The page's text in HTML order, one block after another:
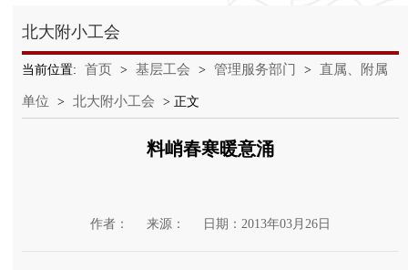
北大附小工会
当前位置: 首页 > 基层工会 > 管理服务部门 > 直属、附属
单位 > 北大附小工会 > 正文
料峭春寒暖意涌
作者： 来源： 日期：2013年03月26日